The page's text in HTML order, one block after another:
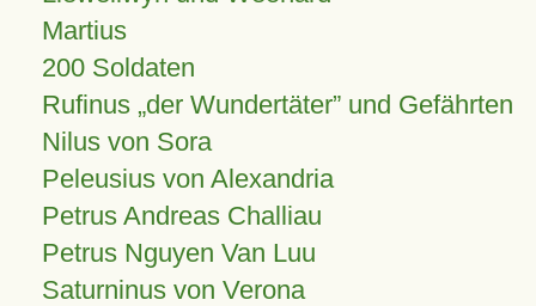
Martius
200 Soldaten
Rufinus „der Wundertäter” und Gefährten
Nilus von Sora
Peleusius von Alexandria
Petrus Andreas Challiau
Petrus Nguyen Van Luu
Saturninus von Verona